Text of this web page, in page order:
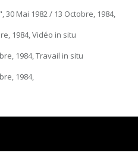
Mai 1982 / 13 Octobre, 1984,
1984, Vidéo in situ
1984, Travail in situ
1984,